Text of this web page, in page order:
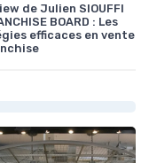
de Julien SIOUFFI
BOARD : Les
efficaces en vente